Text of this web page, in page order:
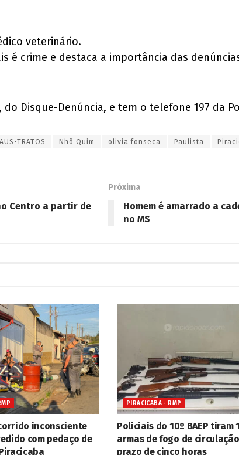
veterinário.
é crime e destaca a importância das
Disque-Denúncia, e tem o telefone 197 da
TRATOS Nhô Quim olivia fonseca Paulista
Centro a partir de
Próxima
Homem é amarrado a
no MS
inconsciente
com pedaço de
PIRACICABA - RMP
Policiais do 10º BAEP tiram
armas de fogo de
prazo de cinco horas